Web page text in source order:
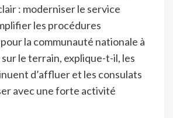
: moderniser le service
les procédures
la communauté nationale à
le terrain, explique-t-il, les
d’affluer et les consulats
avec une forte activité